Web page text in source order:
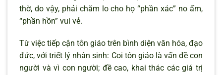
thờ, do vậy, phải chăm lo cho họ “phần xác” no ấm,
“phần hồn” vui vẻ.
Từ việc tiếp cận tôn giáo trên bình diện văn hóa, đạo
đức, với triết lý nhân sinh: Coi tôn giáo là vấn đề con
người và vì con người; đề cao, khai thác các giá trị